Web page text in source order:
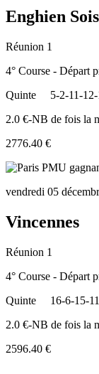
Enghien
Réunion 1
4° Course - Départ
Quinte
5-2-11-
2.0 €-NB de fois la
2776.40 €
vendredi 05
Vincennes
Réunion 1
4° Course - Départ
Quinte
16-6-15-
2.0 €-NB de fois la
2596.40 €